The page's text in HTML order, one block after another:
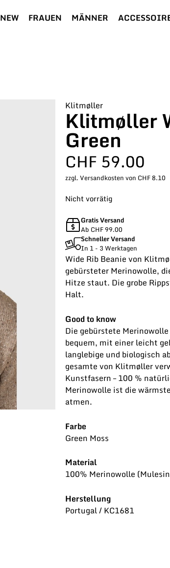
NEW FRAUEN MÄNNER
Klitmøller
Klitmøller
Green
CHF 59.00
zzgl. Versandkosten von CHF 8.10
Nicht vorrätig
Gratis Versand
Ab CHF 99.00
Schneller Versand
In 1 - 3 Werktagen
Wide Rib Beanie von
gebürsteter Merinowolle,
Hitze staut. Die grobe
Halt.
Good to know
Die gebürstete
bequem, mit einer leicht
langlebige und biologisch
gesamte von Klitmøller
Kunstfasern – 100 %
Merinowolle ist die
atmen.
Farbe
Green Moss
Material
100% Merinowolle
Herstellung
Portugal / KC1681